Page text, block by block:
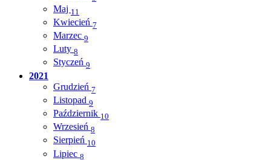
Maj 11
Kwiecień 7
Marzec 9
Luty 8
Styczeń 9
2021
Grudzień 7
Listopad 9
Październik 10
Wrzesień 8
Sierpień 10
Lipiec 8